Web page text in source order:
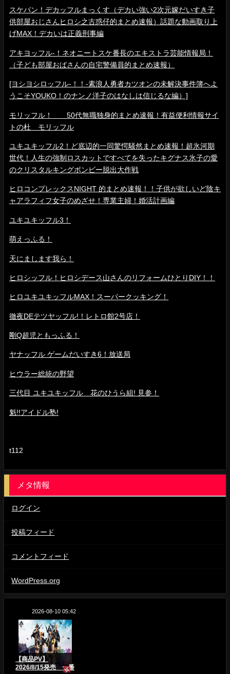
スケバン！デカッフルまっくす（デカい強い2次元嫁だいすき子
供部屋おじさんヒロシ之古惑仔的まとめ速報）話題な動画取り上
げMAX！デカいは正義刑事編
アキヨッフル-！ネオニートスケ番長のエキストラ芸能情報局！
（子ども部屋おばさんの自宅警備員的まとめ速報）
[ヨシヨシロッフル-！！-素浪人勇者カツオンの未解決事件簿へよ
うこそYOUKO！のナンノ洋子のはなしは信じるな編）]
モリッフル！ 50代無職独身的まとめ速報！有益便利情報サイ
トの杜 モリッフル
ユキユキッフル2！ど底辺的一同驚愕騒然まとめ速報！超氷河期
世代！人生の強制ロスカットですべてを失ったキグナス氷子の愛
のクリスタルキングボンビー脱出大作戦
ヒロコンプレックスNIGHT 的まとめ速報！！子供が欲しいど陰キ
ャアラフィフ女子のめざせ！専業主婦！婚活計画編
ユキユキッフル3！
萌えっふる！
天にまします我ら！
ヒロシッフル！ヒロシデース山さんのリフォームひとりDIY！！
ヒロユキユキッフルMAX！スーパークッキング！
徹夜DEテツヤッフル!！レトロ館2号店！
剛Q超児ともっふる！
ヤナッフル ゲームだいすき6！放送局
ヒウラー総統の野望
三代目 ユキユキッフル 花のひうら組! 見参！
魁!!アイドル塾!
t112
メタ情報
ログイン
投稿フィード
コメントフィード
WordPress.org
【商品PV】
2026/8/15発売 一番
2026-08-10 05:42